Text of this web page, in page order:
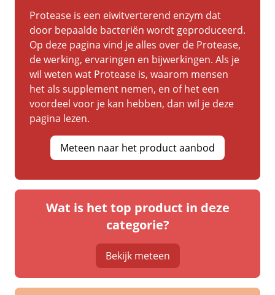
Protease is een eiwitverterend enzym dat
door bepaalde bacteriën wordt geproduceerd.
Op deze pagina vind je alles over de Protease,
de werking, ervaringen en bijwerkingen. Als je
wil weten wat Protease is, waarom mensen
het als supplement nemen, en of het een
voordeel voor je kan hebben, dan wil je deze
pagina lezen.
Meteen naar het product aanbod
Wat is het top product in deze
categorie?
Bekijk meteen